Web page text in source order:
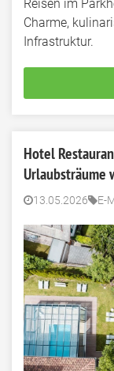
Reisen im
Charme,
Infrastruktur.
Hotel
Urlaubsträume
13.05.2026 E-